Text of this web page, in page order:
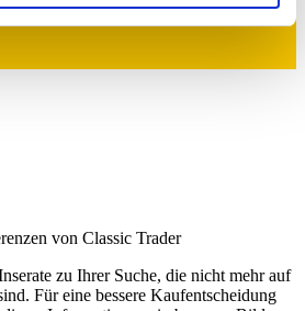
und Analysen weiter. Unsere
Ihrer Nutzung der Dienste
von Classic Trader
zu Ihrer Suche, die nicht mehr auf
Für eine bessere Kaufentscheidung